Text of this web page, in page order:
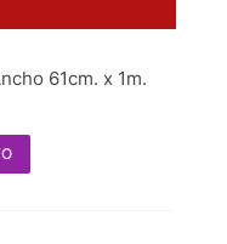
61cm. x 1m.